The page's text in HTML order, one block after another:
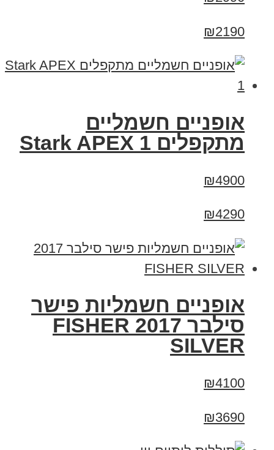
₪2190
‏אופניים חשמליים
‏מתקפלים Stark APEX 1
₪4900
₪4290
אופניים חשמליות פישר
סילבר 2017 FISHER
SILVER
₪4100
₪3690